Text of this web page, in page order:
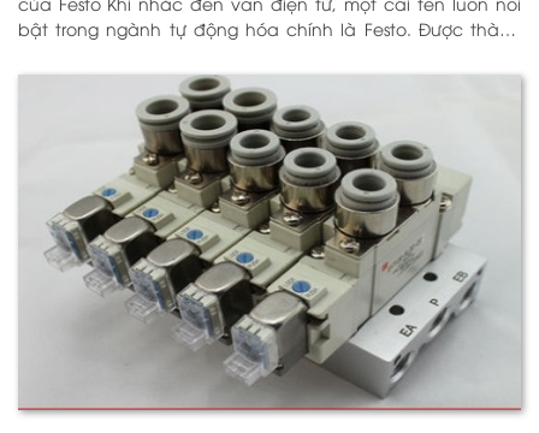
bật trong ngành tự động hóa chính là Festo. Được thành